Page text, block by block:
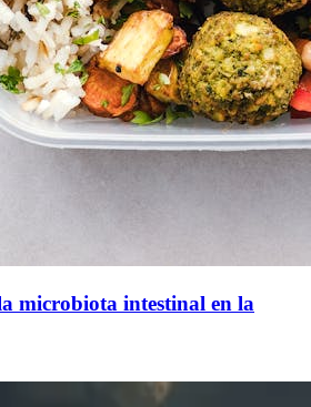
microbiota intestinal en la